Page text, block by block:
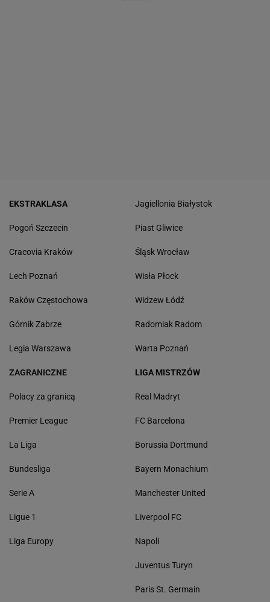
EKSTRAKLASA
Pogoń Szczecin
Cracovia Kraków
Lech Poznań
Raków Częstochowa
Górnik Zabrze
Legia Warszawa
Jagiellonia Białystok
Piast Gliwice
Śląsk Wrocław
Wisła Płock
Widzew Łódź
Radomiak Radom
Warta Poznań
ZAGRANICZNE
Polacy za granicą
Premier League
La Liga
Bundesliga
Serie A
Ligue 1
Liga Europy
LIGA MISTRZÓW
Real Madryt
FC Barcelona
Borussia Dortmund
Bayern Monachium
Manchester United
Liverpool FC
Napoli
Juventus Turyn
Paris St. Germain